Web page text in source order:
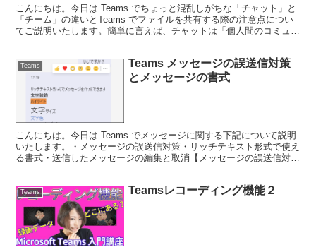
こんにちは。今日は Teams でちょっと混乱しがちな「チャット」と
「チーム」の違いとTeams でファイルを共有する際の注意点につい
てご説明いたします。簡単に言えば、チャットは「個人間のコミュニ
Teams
Teams メッセージの誤送信対策
とメッセージの書式
こんにちは。今日は Teams でメッセージに関する下記について説明
いたします。・メッセージの誤送信対策・リッチテキスト形式で使え
る書式・送信したメッセージの編集と取消【メッセージの誤送信対
Teams Teamsレコーディング機能２